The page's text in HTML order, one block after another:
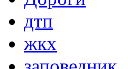
дтп
жкх